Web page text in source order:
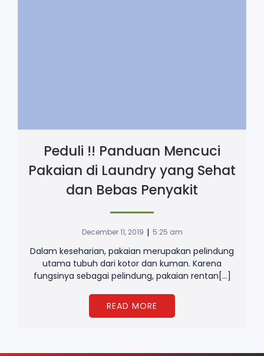
Peduli !! Panduan Mencuci
Pakaian di Laundry yang Sehat
dan Bebas Penyakit
December 11, 2019 | 5:25 am
Dalam keseharian, pakaian merupakan pelindung
utama tubuh dari kotor dan kuman. Karena
fungsinya sebagai pelindung, pakaian rentan[…]
READ MORE